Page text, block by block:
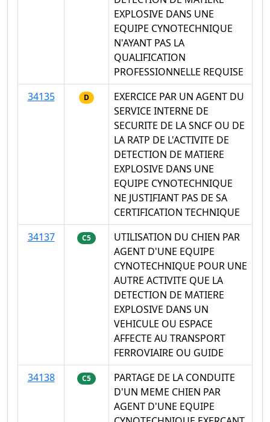
EXPLOSIVE DANS UNE
EQUIPE CYNOTECHNIQUE
N'AYANT PAS LA
QUALIFICATION
PROFESSIONNELLE REQUISE
34135
D
EXERCICE PAR UN AGENT DU
SERVICE INTERNE DE
SECURITE DE LA SNCF OU DE
LA RATP DE L'ACTIVITE DE
DETECTION DE MATIERE
EXPLOSIVE DANS UNE
EQUIPE CYNOTECHNIQUE
NE JUSTIFIANT PAS DE SA
CERTIFICATION TECHNIQUE
34137
C5
UTILISATION DU CHIEN PAR
AGENT D'UNE EQUIPE
CYNOTECHNIQUE POUR UNE
AUTRE ACTIVITE QUE LA
DETECTION DE MATIERE
EXPLOSIVE DANS UN
VEHICULE OU ESPACE
AFFECTE AU TRANSPORT
FERROVIAIRE OU GUIDE
34138
C5
PARTAGE DE LA CONDUITE
D'UN MEME CHIEN PAR
AGENT D'UNE EQUIPE